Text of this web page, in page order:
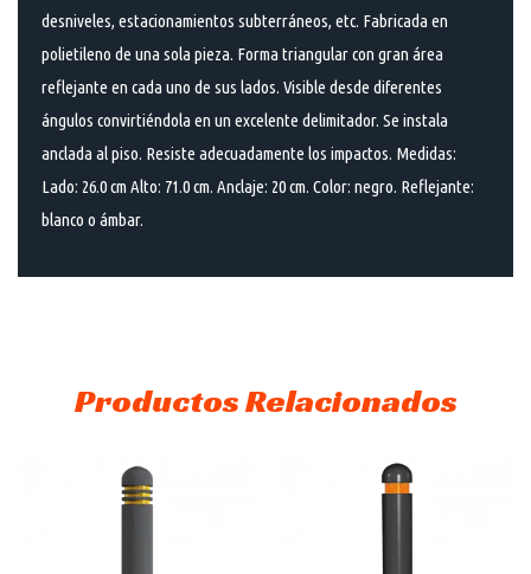
desniveles, estacionamientos subterráneos, etc. Fabricada en
polietileno de una sola pieza. Forma triangular con gran área
reflejante en cada uno de sus lados. Visible desde diferentes
ángulos convirtiéndola en un excelente delimitador. Se instala
anclada al piso. Resiste adecuadamente los impactos. Medidas:
Lado: 26.0 cm Alto: 71.0 cm. Anclaje: 20 cm. Color: negro. Reflejante:
blanco o ámbar.
Productos Relacionados